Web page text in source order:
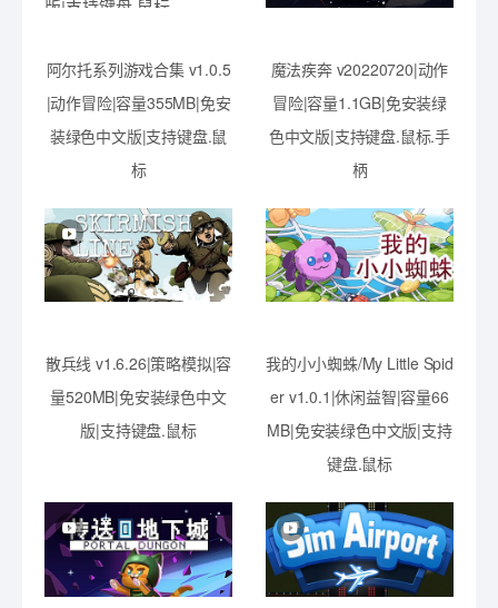
阿尔托系列游戏合集 v1.0.5
|动作冒险|容量355MB|免安
装绿色中文版|支持键盘.鼠
标
魔法疾奔 v20220720|动作
冒险|容量1.1GB|免安装绿
色中文版|支持键盘.鼠标.手
柄
散兵线 v1.6.26|策略模拟|容
量520MB|免安装绿色中文
版|支持键盘.鼠标
我的小小蜘蛛/My Little Spid
er v1.0.1|休闲益智|容量66
MB|免安装绿色中文版|支持
键盘.鼠标